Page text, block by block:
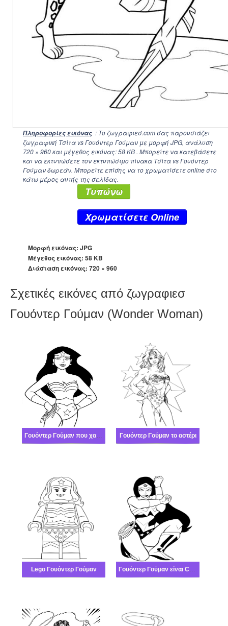
Πληροφορίες εικόνας : Το ζωγραφιεσ.com σας παρουσιάζει
ζωγραφική Τσίτα vs Γουόντερ Γούμαν με μορφή JPG, ανάλυση
720 × 960και μέγεθος εικόνας: 58 KB . Μπορείτε να κατεβάσετε
και να εκτυπώσετε τον εκτυπώσιμο πίνακα Τσίτα vs Γουόντερ
Γούμαν δωρεάν. Μπορείτε επίσης να το χρωματίσετε online στο
κάτω μέρος αυτής της σελίδας.
Τυπώνω
Xρωματίσετε Online
Μορφή εικόνας: JPG
Μέγεθος εικόνας: 58 KB
Διάσταση εικόνας: 720 × 960
Σχετικές εικόνες από ζωγραφιεσ
Γουόντερ Γούμαν (Wonder Woman)
Γουόντερ Γούμαν που χαμογελά Γουόντερ Γούμαν το αστέρι
Lego Γουόντερ Γούμαν Γουόντερ Γούμαν είναι Cool